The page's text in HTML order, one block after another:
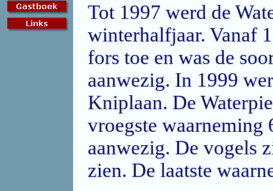
Tot 1997 werd de
winterhalfjaar. Vanaf
fors toe en was de
aanwezig. In 1999
Kniplaan. De
vroegste
aanwezig. De vogels
zien. De laatste